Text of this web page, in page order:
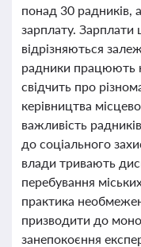
понад 30
зарплату. Зарплати
відрізняються
радники працюють
свідчить про
керівництва
важливість
до соціального
влади тривають
перебування
практика
призводити до
занепокоєння